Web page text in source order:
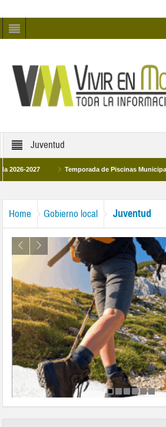
Juventud
Temporada de Piscinas Municipales 2026
Home Gobierno local Juventud